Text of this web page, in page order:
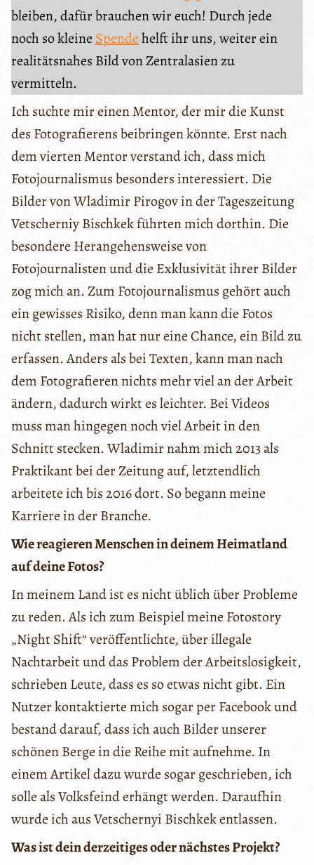
bleiben, dafür brauchen wir euch! Durch jede
noch so kleineSpendehelft ihr uns, weiter ein
realitätsnahes Bild von Zentralasien zu
vermitteln.
Ich suchte mir einen Mentor, der mir die Kunst
des Fotografierens beibringen könnte. Erst nach
dem vierten Mentor verstand ich, dass mich
Fotojournalismus besonders interessiert. Die
Bilder von Wladimir Pirogov in der Tageszeitung
Vetscherniy Bischkek führten mich dorthin. Die
besondere Herangehensweise von
Fotojournalisten und die Exklusivität ihrer Bilder
zog mich an. Zum Fotojournalismus gehört auch
ein gewisses Risiko, denn man kann die Fotos
nicht stellen, man hat nur eine Chance, ein Bild zu
erfassen. Anders als bei Texten, kann man nach
dem Fotografieren nichts mehr viel an der Arbeit
ändern, dadurch wirkt es leichter. Bei Videos
muss man hingegen noch viel Arbeit in den
Schnitt stecken. Wladimir nahm mich 2013 als
Praktikant bei der Zeitung auf, letztendlich
arbeitete ich bis 2016 dort. So begann meine
Karriere in der Branche.
Wie reagieren Menschen in deinem Heimatland
auf deine Fotos?
In meinem Land ist es nicht üblich über Probleme
zu reden. Als ich zum Beispiel meine Fotostory
„Night Shift“ veröffentlichte, über illegale
Nachtarbeit und das Problem der Arbeitslosigkeit,
schrieben Leute, dass es so etwas nicht gibt. Ein
Nutzer kontaktierte mich sogar per Facebook und
bestand darauf, dass ich auch Bilder unserer
schönen Berge in die Reihe mit aufnehme. In
einem Artikel dazu wurde sogar geschrieben, ich
solle als Volksfeind erhängt werden. Daraufhin
wurde ich aus Vetschernyi Bischkek entlassen.
Was ist dein derzeitiges oder nächstes Projekt?